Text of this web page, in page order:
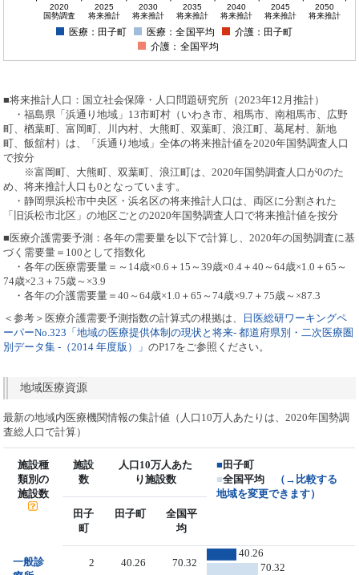
2020
国勢調査
2025
将来推計
2030
将来推計
2035
将来推計
2040
将来推計
2045
将来推計
2050
将来推計
医療：田子町 医療：全国平均
介護：田子町
介護：全国平均
■将来推計人口：国立社会保障・人口問題研究所（2023年12月推計）
・福島県「浜通り地域」13市町村（いわき市、相馬市、南相馬市、広野
町、楢葉町、富岡町、川内村、大熊町、双葉町、浪江町、葛尾村、新地
町、飯舘村）は、「浜通り地域」全体の将来推計値を2020年国勢調査人口
で按分
※富岡町、大熊町、双葉町、浪江町は、2020年国勢調査人口が0のた
め、将来推計人口も0となっています。
・静岡県浜松市中央区・浜名区の将来推計人口は、両区に分割された
「旧浜松市北区」の地区ごとの2020年国勢調査人口で将来推計値を按分
■医療介護需要予測：各年の需要量を以下で計算し、2020年の国勢調査に基
づく需要量＝100として指数化
・各年の医療需要量＝～14歳×0.6＋15～39歳×0.4＋40～64歳×1.0＋65～
74歳×2.3＋75歳～×3.9
・各年の介護需要量＝40～64歳×1.0＋65～74歳×9.7＋75歳～×87.3
＜参考＞医療介護需要予測指数の計算式の根拠は、
日医総研ワーキングペ
ーパーNo.323「地域の医療提供体制の現状と将来- 都道府県別・二次医療圏
別データ集 -（2014 年度版）」のP17をご参照ください。
地域医療資源
最新の地域内医療機関情報の集計値（人口10万人あたりは、2020年国勢調
査総人口で計算）
施設種
類別の
施設数
施設
数
人口10万人あた
り施設数
■ 田子町
■全国平均
（→比較する
地域を変更できます）
田子
町
田子町
全国平
均
一般診
2 40.26 70.32
40.26
70.32